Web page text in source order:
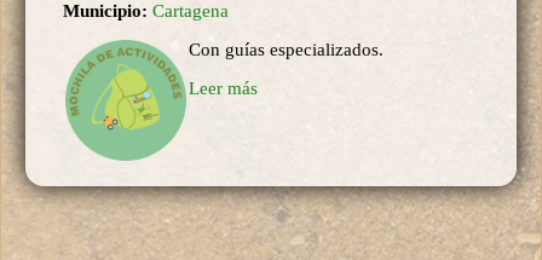
Municipio: Cartagena
Con guías especializados.
Leer más